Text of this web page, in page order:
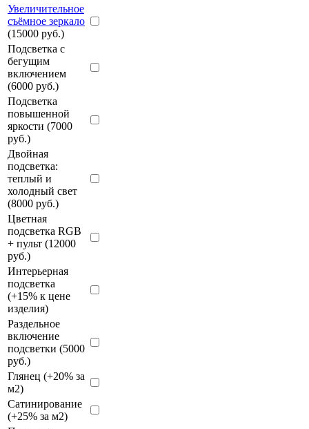
Увеличительное
съёмное зеркало
(15000 руб.)
Подсветка с
бегущим
включением
(6000 руб.)
Подсветка
повышенной
яркости (7000
руб.)
Двойная
подсветка:
теплый и
холодный свет
(8000 руб.)
Цветная
подсветка RGB
+ пульт (12000
руб.)
Интерьерная
подсветка
(+15% к цене
изделия)
Раздельное
включение
подсветки (5000
руб.)
Глянец (+20% за
м2)
Сатинирование
(+25% за м2)